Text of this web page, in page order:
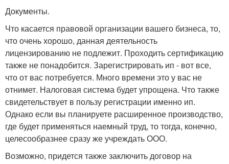
Документы.
Что касается правовой организации вашего бизнеса, то,
что очень хорошо, данная деятельность
лицензированию не подлежит. Проходить сертификацию
также не понадобится. Зарегистрировать ип - вот все,
что от вас потребуется. Много времени это у вас не
отнимет. Налоговая система будет упрощена. Что также
свидетельствует в пользу регистрации именно ип.
Однако если вы планируете расширенное производство,
где будет применяться наемный труд, то тогда, конечно,
целесообразнее сразу же учреждать ООО.
Возможно, придется также заключить договор на